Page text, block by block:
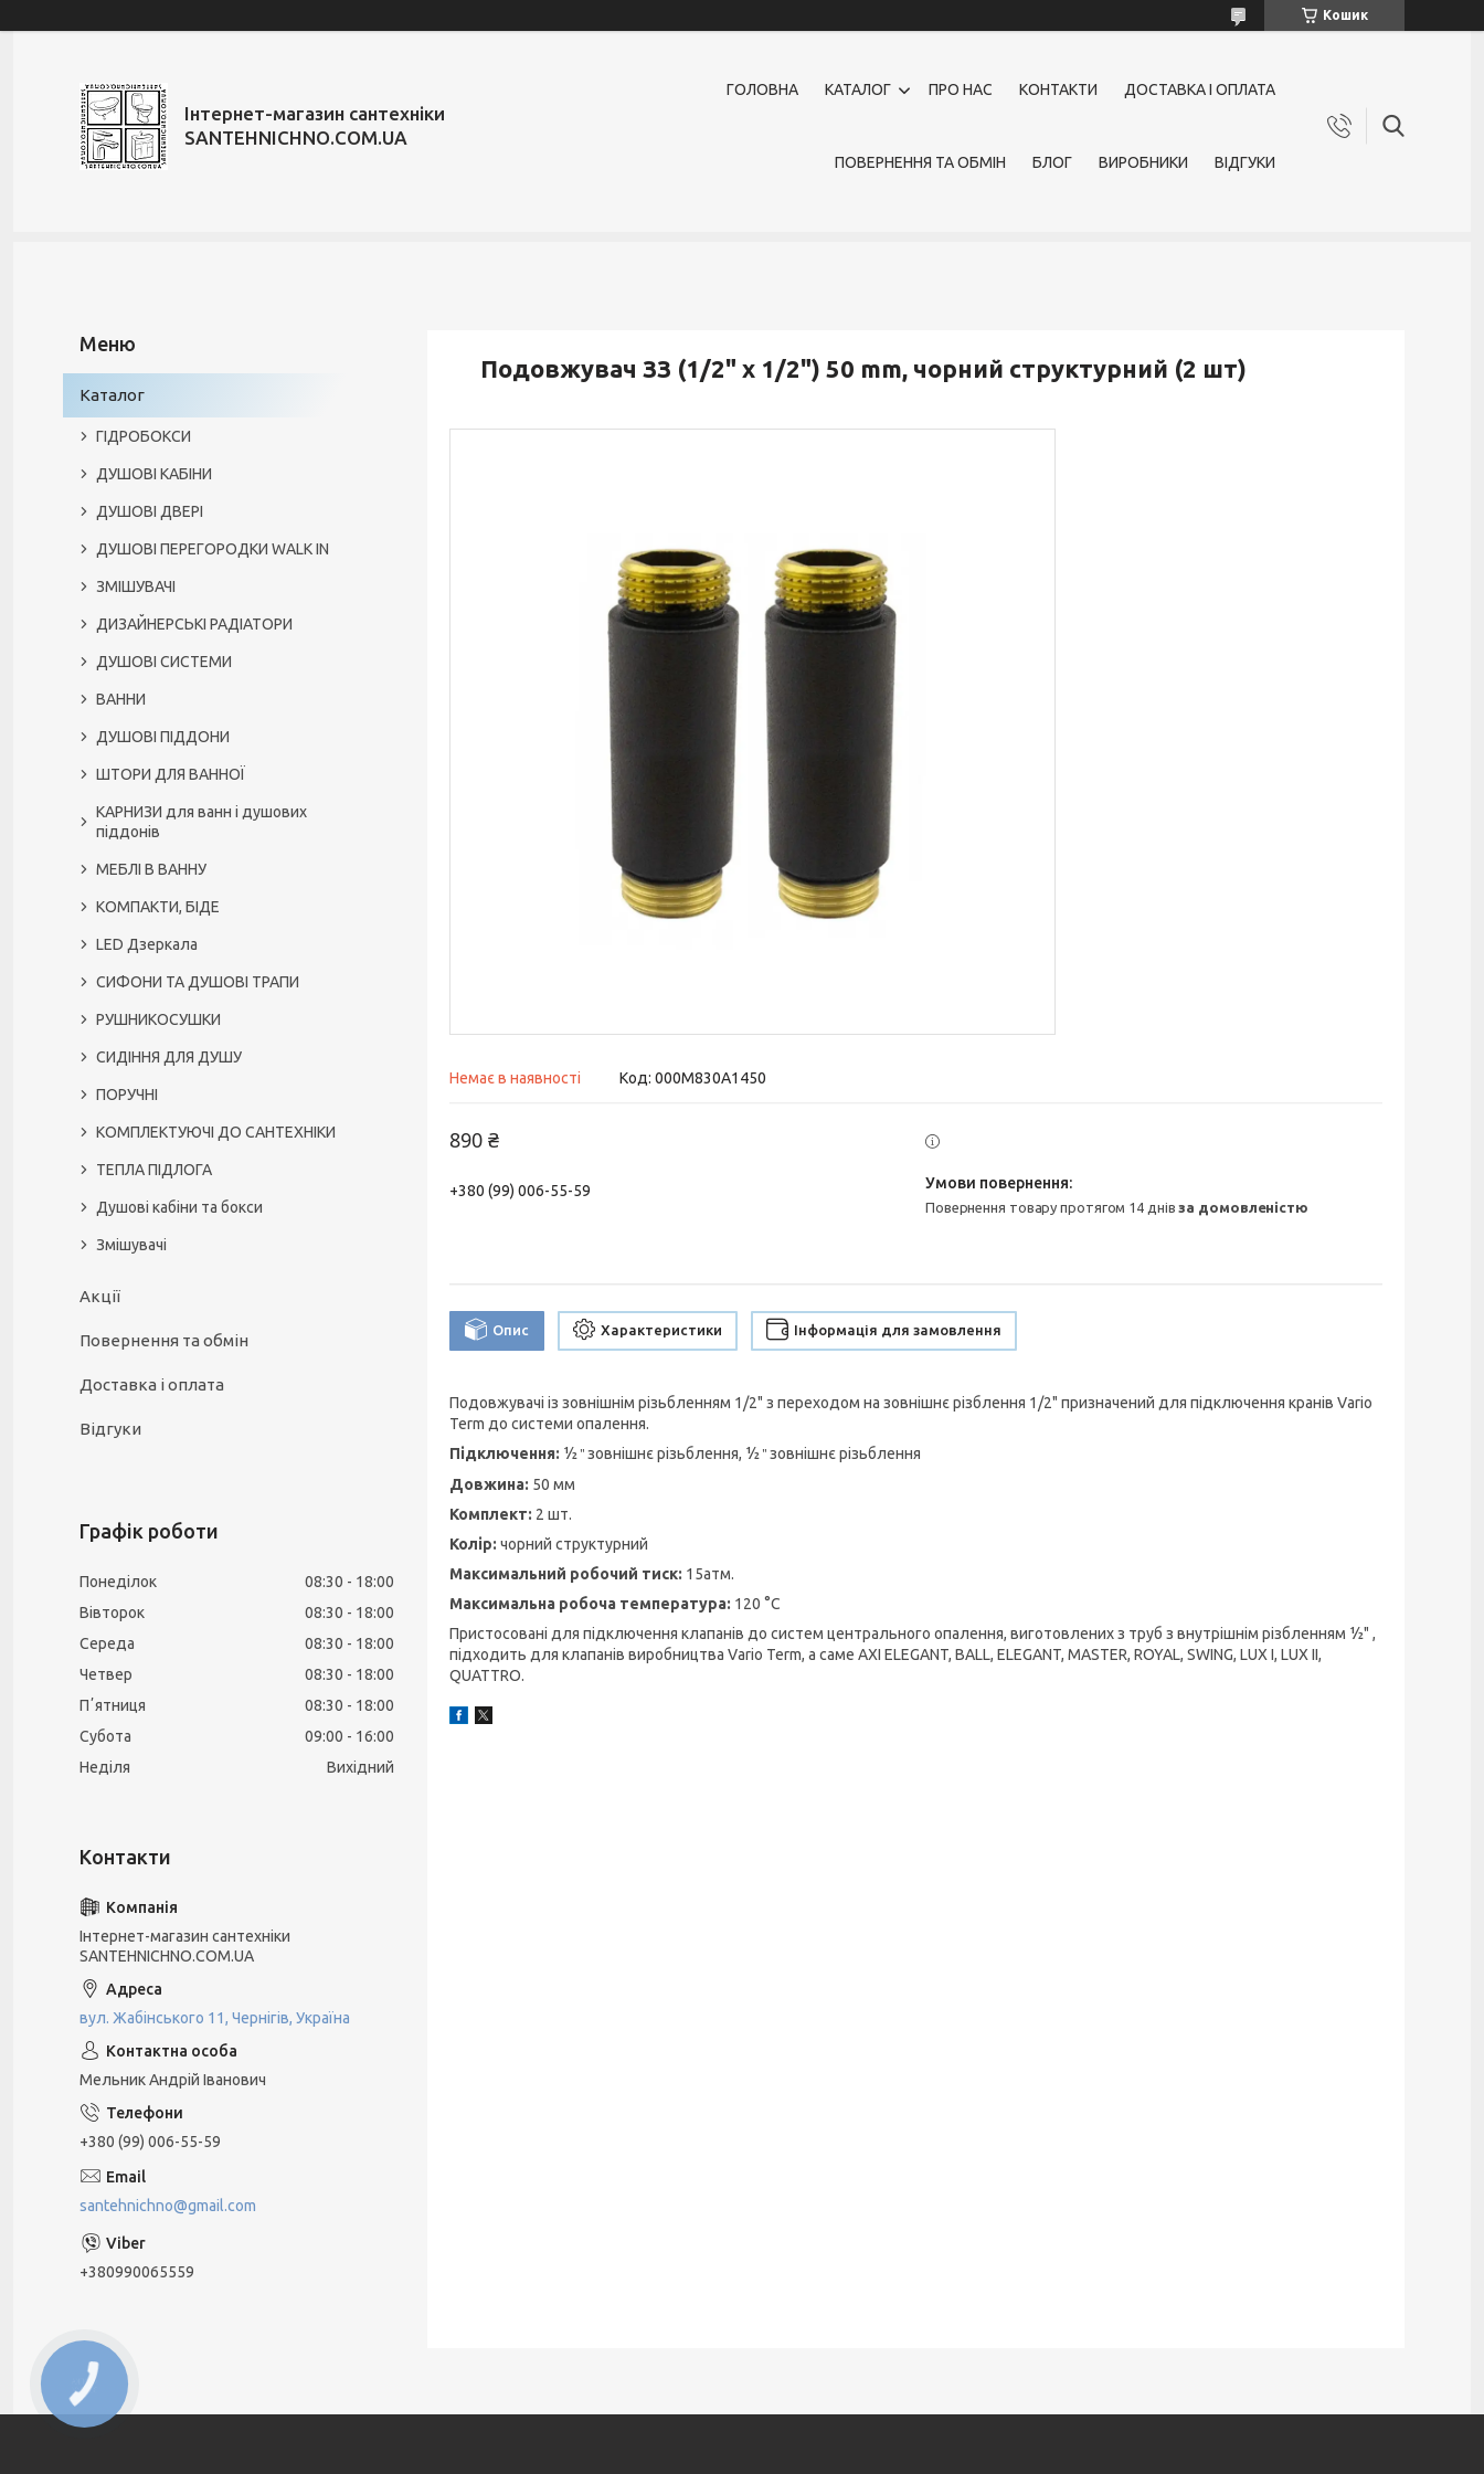
Кошик
Інтернет-магазин сантехніки
SANTEHNICHNO.COM.UA
ГОЛОВНА КАТАЛОГ ПРО НАС КОНТАКТИ ДОСТАВКА І ОПЛАТА
ПОВЕРНЕННЯ ТА ОБМІН БЛОГ ВИРОБНИКИ ВІДГУКИ
Подовжувач ЗЗ (1/2" x 1/2") 50 mm, чорний структурний (2 шт)
Немає в наявності Код: 000M830A1450
890 ₴
+380 (99) 006-55-59
повернення товару протягом 14 днівза домовленістю
Опис Характеристики Інформація для замовлення
Подовжувачі із зовнішнім різьбленням 1/2" з переходом на зовнішнє різблення 1/2" призначений для підключення кранів Vario
Term до системи опалення.
Підключення: ½ " зовнішнє різьблення, ½ " зовнішнє різьблення
Довжина: 50 мм
Комплект: 2 шт.
Колір: чорний структурний
Максимальний робочий тиск: 15атм.
Максимальна робоча температура: 120 °C
Пристосовані для підключення клапанів до систем центрального опалення, виготовлених з труб з внутрішнім різбленням ½" ,
підходить для клапанів виробництва Vario Term, а саме AXI ELEGANT, BALL, ELEGANT, MASTER, ROYAL, SWING, LUX I, LUX II,
QUATTRO.
Каталог
ГІДРОБОКСИ
ДУШОВІ КАБІНИ
ДУШОВІ ДВЕРІ
ДУШОВІ ПЕРЕГОРОДКИ WALK IN
ЗМІШУВАЧІ
ДИЗАЙНЕРСЬКІ РАДІАТОРИ
ДУШОВІ СИСТЕМИ
ВАННИ
ДУШОВІ ПІДДОНИ
ШТОРИ ДЛЯ ВАННОЇ
КАРНИЗИ для ванн і душових
піддонів
МЕБЛІ В ВАННУ
КОМПАКТИ, БІДЕ
LED Дзеркала
СИФОНИ ТА ДУШОВІ ТРАПИ
РУШНИКОСУШКИ
СИДІННЯ ДЛЯ ДУШУ
ПОРУЧНІ
КОМПЛЕКТУЮЧІ ДО САНТЕХНІКИ
ТЕПЛА ПІДЛОГА
Душові кабіни та бокси
Змішувачі
Акції
Повернення та обмін
Доставка і оплата
Відгуки
Графік роботи
Понеділок 08:30
18:00
Вівторок
08:30
18:00
Середа
08:30
18:00
Четвер
08:30
18:00
Пʼятниця
08:30
18:00
Субота
09:00
16:00
Неділя
Вихідний
Інтернет-магазин сантехніки
SANTEHNICHNO.COM.UA
вул. Жабінського 11, Чернігів, Україна
Мельник Андрій Іванович
+380 (99) 006-55-59
santehnichno@gmail.com
+380990065559
КНОПКА
ЗВ'ЯЗКУ